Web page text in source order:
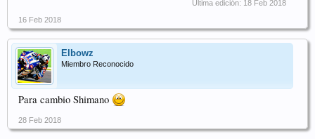
Última edición: 18 Feb 2018
16 Feb 2018
Elbowz
Miembro Reconocido
Para cambio Shimano
28 Feb 2018